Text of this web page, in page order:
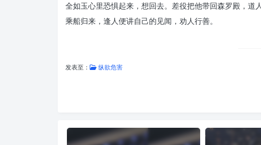
全如玉心里恐惧起来，想回去。差役把他带回森罗殿，
乘船归来，逢人便讲自己的见闻，劝人行善。
发表至： 纵欲危害